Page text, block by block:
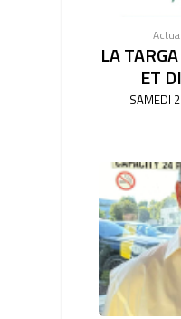
LA
ET
SAMEDI